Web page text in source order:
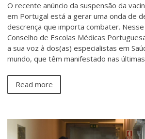
O recente anúncio da suspensão da
em Portugal está a gerar uma onda de
descrença que importa combater.
Conselho de Escolas Médicas
a sua voz à dos(as) especialistas em
mundo, que têm manifestado nas
Read more